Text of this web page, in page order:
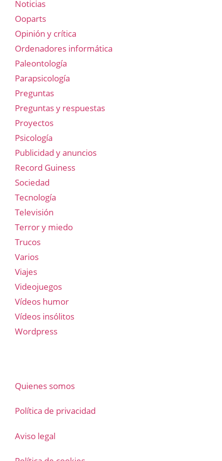
Noticias
Ooparts
Opinión y crítica
Ordenadores informática
Paleontología
Parapsicología
Preguntas
Preguntas y respuestas
Proyectos
Psicología
Publicidad y anuncios
Record Guiness
Sociedad
Tecnología
Televisión
Terror y miedo
Trucos
Varios
Viajes
Videojuegos
Vídeos humor
Vídeos insólitos
Wordpress
Quienes somos
Política de privacidad
Aviso legal